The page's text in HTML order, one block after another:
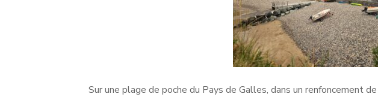
Sur une plage de poche du Pays de Galles, dans un renfoncement